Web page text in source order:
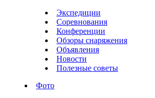
Экспедиции
Соревнования
Конференции
Обзоры снаряжения
Объявления
Новости
Полезные советы
Фото